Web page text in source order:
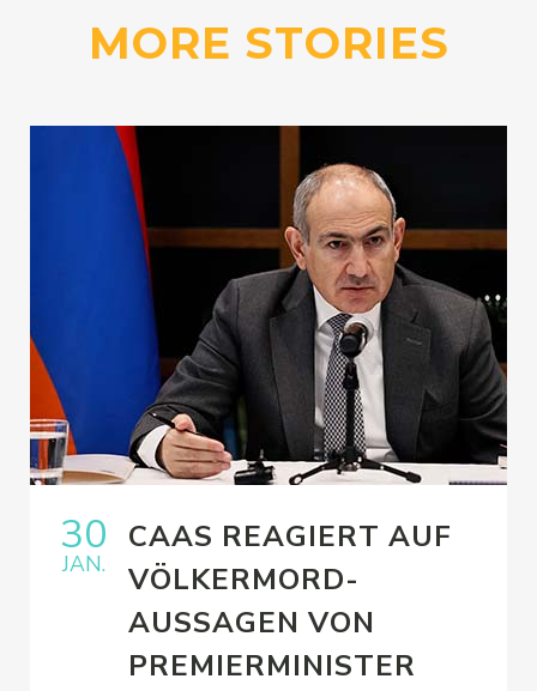
MORE STORIES
30
JAN.
CAAS REAGIERT AUF
VÖLKERMORD-
AUSSAGEN VON
PREMIERMINISTER